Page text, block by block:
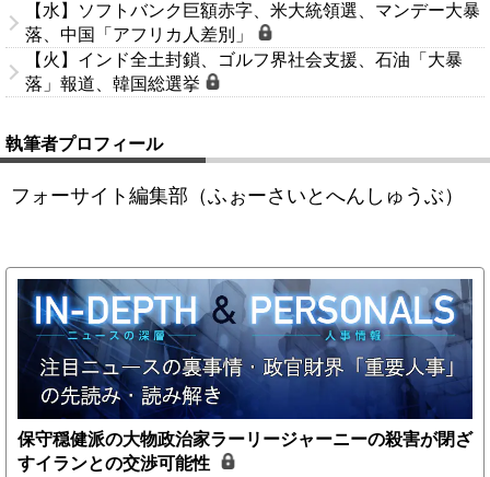
【水】ソフトバンク巨額赤字、米大統領選、マンデー大暴
落、中国「アフリカ人差別」
【火】インド全土封鎖、ゴルフ界社会支援、石油「大暴
落」報道、韓国総選挙
執筆者プロフィール
フォーサイト編集部（ふぉーさいとへんしゅうぶ）
保守穏健派の大物政治家ラーリージャーニーの殺害が閉ざ
すイランとの交渉可能性